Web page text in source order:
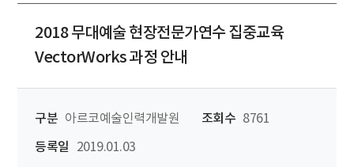
2018 무대예술 현장전문가연수 집중교육
VectorWorks 과정 안내
구분 아르코예술인력개발원 조회수 8761
등록일
2019.01.03